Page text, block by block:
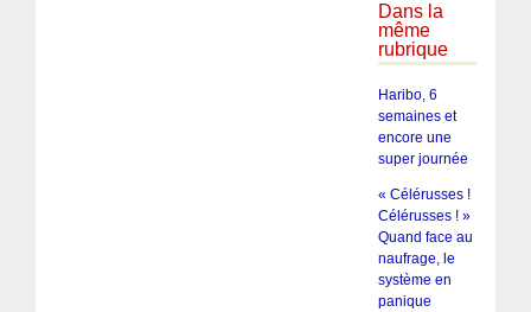
Dans la
même
rubrique
Haribo, 6
semaines et
encore une
super journée
« Célérusses !
Célérusses ! »
Quand face au
naufrage, le
système en
panique